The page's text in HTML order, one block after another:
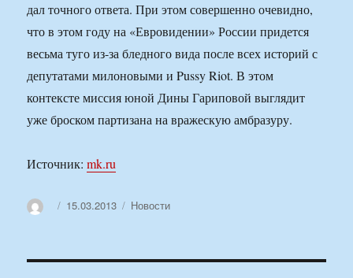
дал точного ответа. При этом совершенно очевидно,
что в этом году на «Евровидении» России придется
весьма туго из-за бледного вида после всех историй с
депутатами милоновыми и Pussy Riot. В этом
контексте миссия юной Дины Гариповой выглядит
уже броском партизана на вражескую амбразуру.
Источник:mk.ru
АвторОпубликовано
15.03.2013 Рубрики
Новости